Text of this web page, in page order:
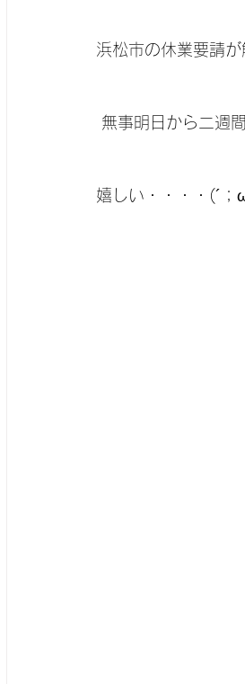
浜松市の休業要請が
無事明日から二週
嬉しい・・・・(´；